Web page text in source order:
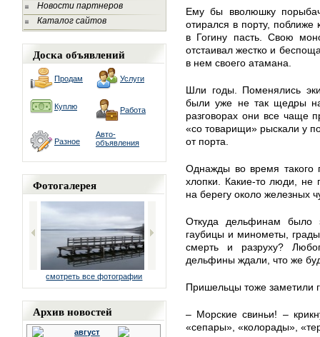
Новости партнеров
Каталог сайтов
Доска объявлений
Продам Услуги
Куплю Работа
Разное
Авто-
объявления
Фотогалерея
смотреть все фотографии
Архив новостей
август
Ему бы вволюшку
отирался в порту,
в Гогину пасть. Свою
отстаивал жестко и
в нем своего атамана.
Шли годы. Поменялись
были уже не так щедры
разговорах они все чаще
«со товарищи» рыскали у
от порта.
Однажды во время такого
хлопки. Какие-то люди, не
на берегу около железных
Откуда дельфинам было
гаубицы и минометы,
смерть и разруху?
дельфины ждали, что же
Пришельцы тоже заметили
– Морские свиньи! –
«сепары», «колорады»,